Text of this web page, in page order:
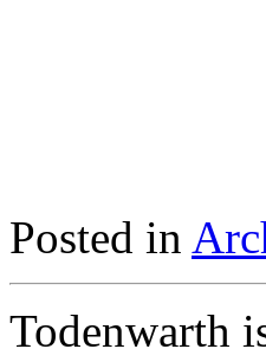
Posted in
Todenwarth